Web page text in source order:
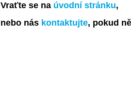
Vraťte se na úvodní stránku,
nebo nás kontaktujte, pokud